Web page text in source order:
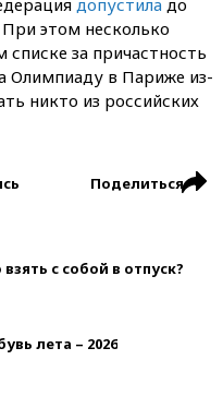
этом несколько
за причастность
Олимпиаду в Париже из-
никто из российских
Поделиться
с собой в отпуск?
лета – 2026